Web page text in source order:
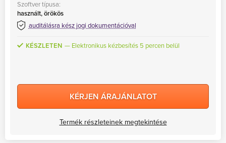
Szoftver típusa:
használt, örökös
auditálásra kész jogi dokumentációval
KÉSZLETEN Elektronikus kézbesítés 5 percen belül
KÉRJEN ÁRAJÁNLATOT
Termék részleteinek megtekintése